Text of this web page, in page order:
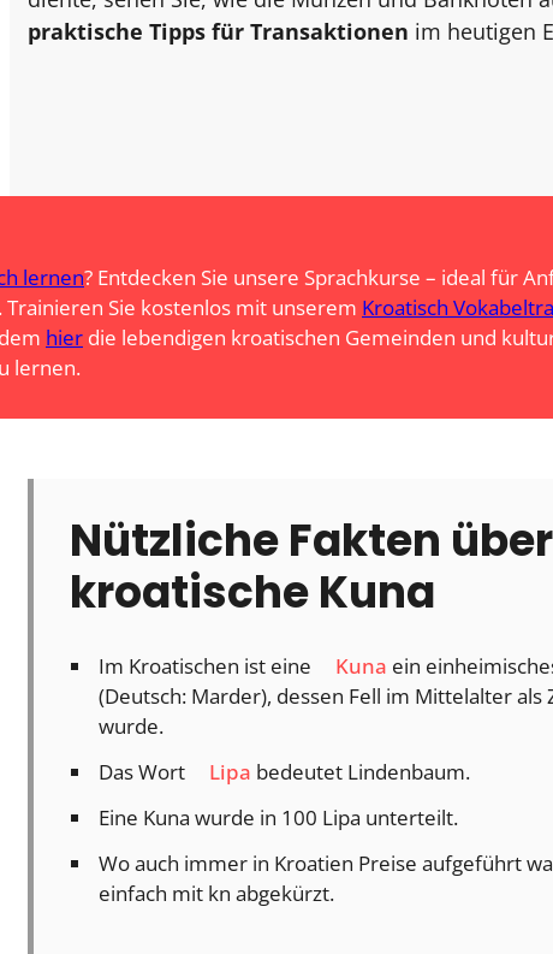
praktische Tipps für Transaktionen im heutigen
lernen? Entdecken Sie unsere Sprachkurse – ideal für
Sie kostenlos mit unserem Kroatisch
hier die lebendigen kroatischen Gemeinden und
lernen.
Nützliche Fakten
kroatische Kuna
Im Kroatischen ist eine Kuna ein
(Deutsch: Marder), dessen Fell im Mittelalter
wurde.
Das Wort
Lipa bedeutet Lindenbaum.
Eine Kuna wurde in 100 Lipa unterteilt.
Wo auch immer in Kroatien Preise aufgeführt
einfach mit kn abgekürzt.